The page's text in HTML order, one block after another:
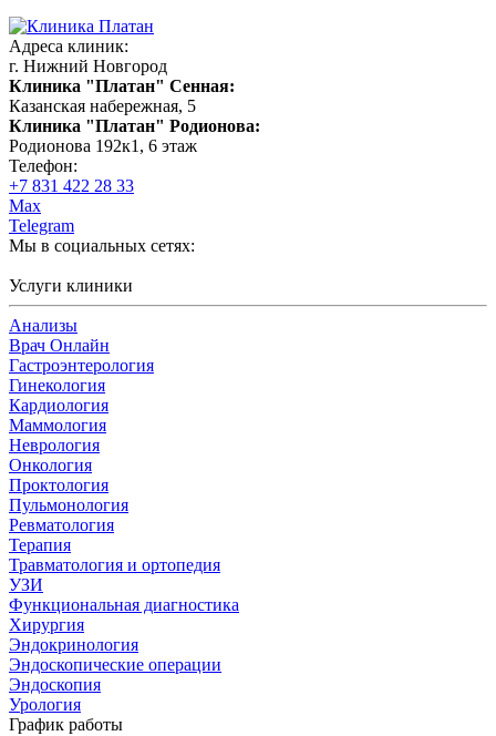
Адреса клиник:
г. Нижний Новгород
Клиника "Платан" Сенная:
Казанская набережная, 5
Клиника "Платан" Родионова:
Родионова 192к1, 6 этаж
Телефон:
+7 831 422 28 33
Max
Telegram
Мы в социальных сетях:
Услуги клиники
Анализы
Врач Онлайн
Гастроэнтерология
Гинекология
Кардиология
Маммология
Неврология
Онкология
Проктология
Пульмонология
Ревматология
Терапия
Травматология и ортопедия
УЗИ
Функциональная диагностика
Хирургия
Эндокринология
Эндоскопические операции
Эндоскопия
Урология
График работы